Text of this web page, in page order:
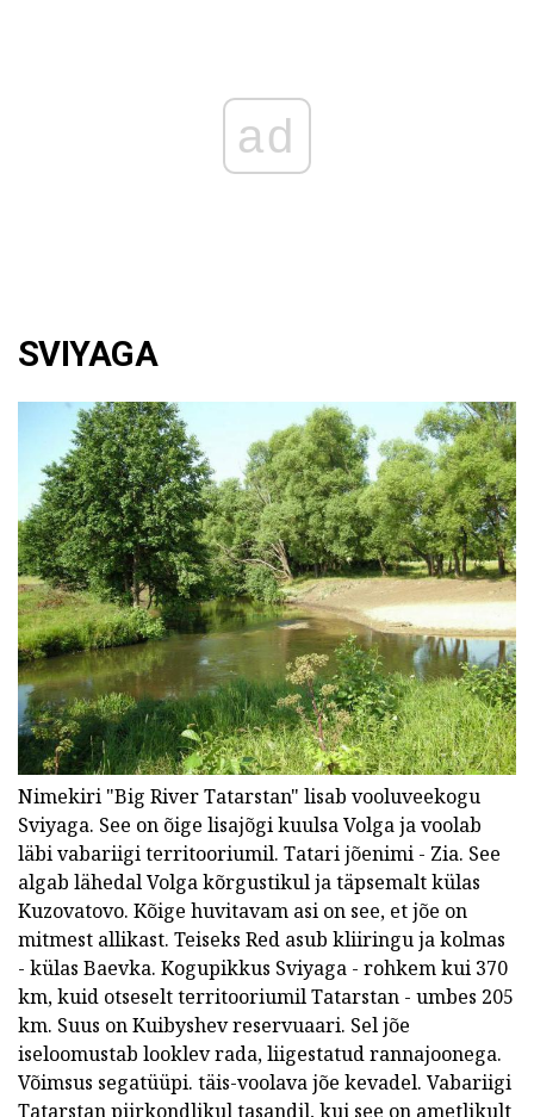
ad
SVIYAGA
Nimekiri "Big River Tatarstan" lisab vooluveekogu
Sviyaga. See on õige lisajõgi kuulsa Volga ja voolab
läbi vabariigi territooriumil. Tatari jõenimi - Zia. See
algab lähedal Volga kõrgustikul ja täpsemalt külas
Kuzovatovo. Kõige huvitavam asi on see, et jõe on
mitmest allikast. Teiseks Red asub kliiringu ja kolmas
- külas Baevka. Kogupikkus Sviyaga - rohkem kui 370
km, kuid otseselt territooriumil Tatarstan - umbes 205
km. Suus on Kuibyshev reservuaari. Sel jõe
iseloomustab looklev rada, liigestatud rannajoonega.
Võimsus segatüüpi. täis-voolava jõe kevadel. Vabariigi
Tatarstan piirkondlikul tasandil, kui see on ametlikult